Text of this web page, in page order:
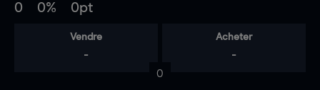
0 0% 0pt
Vendre
-
Acheter
-
0